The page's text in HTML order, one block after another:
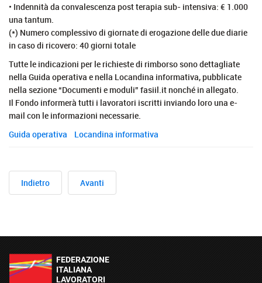
• Indennità da convalescenza post terapia sub- intensiva: € 1.000
una tantum.
(*) Numero complessivo di giornate di erogazione delle due diarie
in caso di ricovero: 40 giorni totale
Tutte le indicazioni per le richieste di rimborso sono dettagliate
nella Guida operativa e nella Locandina informativa, pubblicate
nella sezione “Documenti e moduli” fasiil.it nonché in allegato.
Il Fondo informerà tutti i lavoratori iscritti inviando loro una e-
mail con le informazioni necessarie.
Guida operativa
Locandina informativa
Indietro Avanti